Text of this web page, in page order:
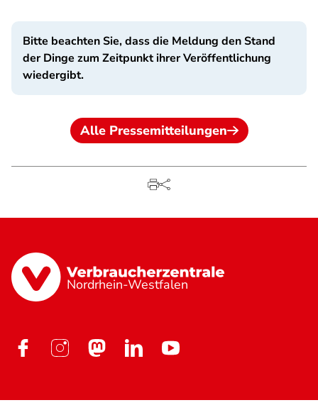
Bitte beachten Sie, dass die Meldung den Stand
der Dinge zum Zeitpunkt ihrer Veröffentlichung
wiedergibt.
Alle Pressemitteilungen
Nordrhein-Westfalen